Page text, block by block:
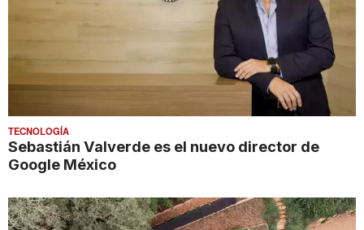
TECNOLOGÍA
Sebastián Valverde es el nuevo director de
Google México